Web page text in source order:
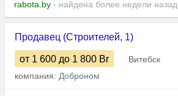
rabota.by - найдена более недели назад
Продавец (Строителей, 1)
от 1 600 до 1 800 Br
Витебск
компания: Доброном